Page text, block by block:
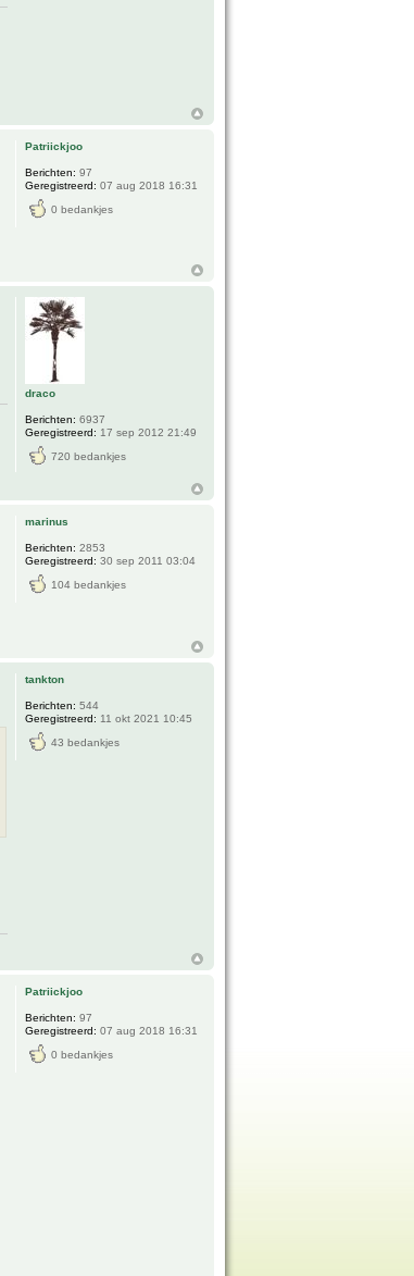
Patriickjoo
Berichten: 97
Geregistreerd: 07 aug 2018 16:31
0 bedankjes
draco
Berichten: 6937
Geregistreerd: 17 sep 2012 21:49
720 bedankjes
marinus
Berichten: 2853
Geregistreerd: 30 sep 2011 03:04
104 bedankjes
tankton
Berichten: 544
Geregistreerd: 11 okt 2021 10:45
43 bedankjes
Patriickjoo
Berichten: 97
Geregistreerd: 07 aug 2018 16:31
0 bedankjes